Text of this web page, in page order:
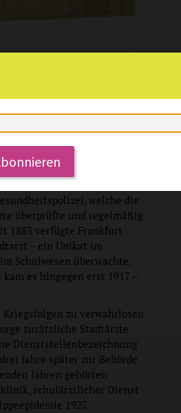
verlor, schuf die
welche die
überprüfte und regelmäßig
1883 verfügte Frankfurt
– ein Unikat im
Schulwesen überwachte.
es hingegen erst 1917 –
zu verwahrlosen
zusätzliche Stadtärzte
Dienststellenbezeichnung
Jahre später zur Behörde
Jahren gehörten
schulärztlicher Dienst
1927.